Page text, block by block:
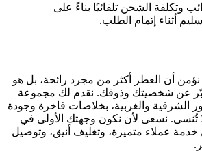
وتكلفة الشحن تلقائيًا بناءً على
أثناء إتمام الطلب.
أن العطر أكثر من مجرد رائحة، بل هو
عن شخصيتك وذوقك. نقدم لك مجموعة
الشرقية والغربية، بخلاصات فاخرة وجودة
تُنسى. نسعى لأن نكون وجهتك الأولى في
عملاء متميزة، وتغليف أنيق، وتوصيل